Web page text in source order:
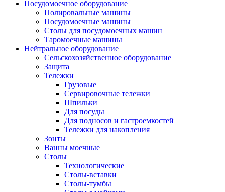
Посудомоечное оборудование
Полировальные машины
Посудомоечные машины
Столы для посудомоечных машин
Таромоечные машины
Нейтральное оборудование
Сельскохозяйственное оборудование
Защита
Тележки
Грузовые
Сервировочные тележки
Шпильки
Для посуды
Для подносов и гастроемкостей
Тележки для накопления
Зонты
Ванны моечные
Столы
Технологические
Столы-вставки
Столы-тумбы